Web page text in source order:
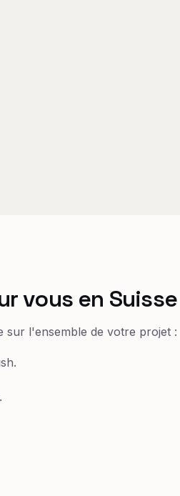
vous en Suisse
sur l'ensemble de votre projet :